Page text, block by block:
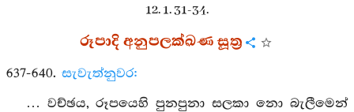
12. 1. 31-34.
රූපාදි අනුපලක්ඛණ සූත්‍ර
637-640. සැවැත්නුවර:
… වච්ඡය, රූපයෙහි පුනපුනා සලකා නො බැලීමෙන්